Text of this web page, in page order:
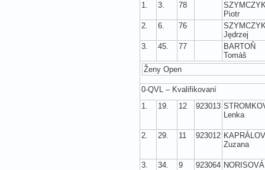
1.
3. 78
Piotr
2.
6. 76
Jędrzej
3.
45. 77
BARTOŇ
Tomáš
Ženy Open
0-QVL – Kvalifikovaní
1.
19. 12 923013
Lenka
2. 29. 11 923012
Zuzana
3. 34. 9 923064 NORISOVÁ